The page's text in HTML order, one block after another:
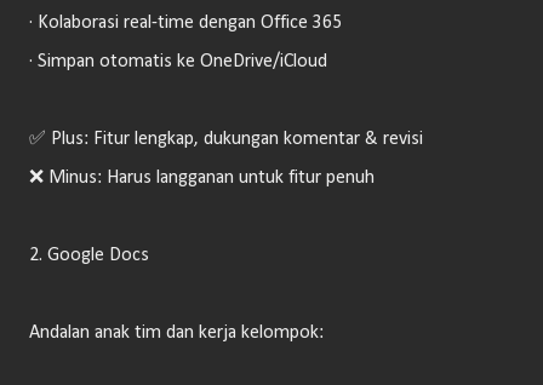
· Kolaborasi real-time dengan Office 365
· Simpan otomatis ke OneDrive/iCloud
✅ Plus: Fitur lengkap, dukungan komentar & revisi
❌ Minus: Harus langganan untuk fitur penuh
2. Google Docs
Andalan anak tim dan kerja kelompok: